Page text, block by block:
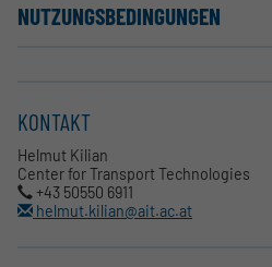
NUTZUNGSBEDINGUNGEN
KONTAKT
Helmut Kilian
Center for Transport Technologies
+43 50550 6911
helmut.kilian@ait.ac.at